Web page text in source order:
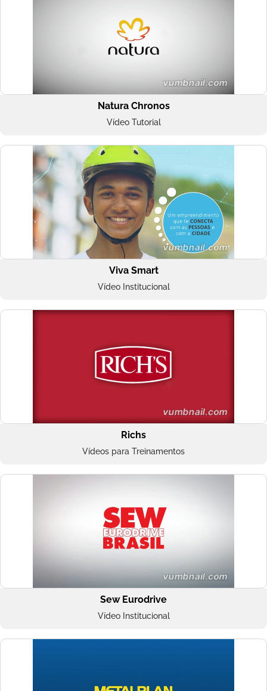
Natura Chronos
Vídeo Tutorial
Viva Smart
Vídeo Institucional
Richs
Vídeos para Treinamentos
Sew Eurodrive
Vídeo Institucional